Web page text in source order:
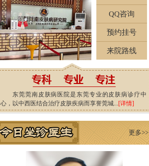
QQ咨询
预约挂号
来院路线
东莞莞南皮肤病医院是东莞专业的皮肤病诊疗中
心，以中西医结合治疗皮肤疾病而享誉莞城...[详情]
更多>>